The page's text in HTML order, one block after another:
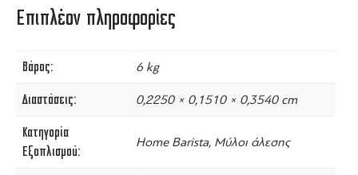
Επιπλέον πληροφορίες
Βάρος 6 kg
Διαστάσεις 0,2250 × 0,1510 × 0,3540 cm
Κατηγορία
Εξοπλισμού
Home Barista, Μύλοι άλεσης